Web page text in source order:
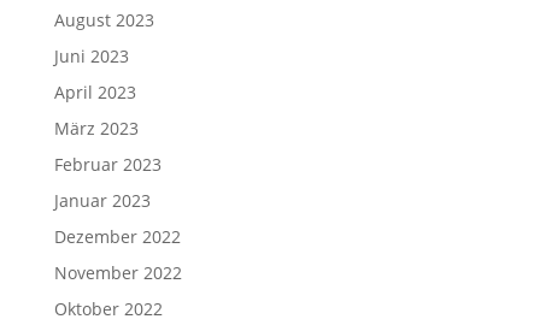
August 2023
Juni 2023
April 2023
März 2023
Februar 2023
Januar 2023
Dezember 2022
November 2022
Oktober 2022